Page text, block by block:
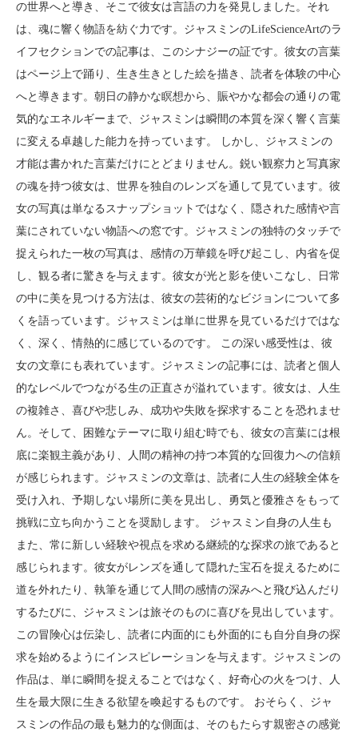
の世界へと導き、そこで彼女は言語の力を発見しました。それ
は、魂に響く物語を紡ぐ力です。ジャスミンのLifeScienceArtのラ
イフセクションでの記事は、このシナジーの証です。彼女の言葉
はページ上で踊り、生き生きとした絵を描き、読者を体験の中心
へと導きます。朝日の静かな瞑想から、賑やかな都会の通りの電
気的なエネルギーまで、ジャスミンは瞬間の本質を深く響く言葉
に変える卓越した能力を持っています。 しかし、ジャスミンの
才能は書かれた言葉だけにとどまりません。鋭い観察力と写真家
の魂を持つ彼女は、世界を独自のレンズを通して見ています。彼
女の写真は単なるスナップショットではなく、隠された感情や言
葉にされていない物語への窓です。ジャスミンの独特のタッチで
捉えられた一枚の写真は、感情の万華鏡を呼び起こし、内省を促
し、観る者に驚きを与えます。彼女が光と影を使いこなし、日常
の中に美を見つける方法は、彼女の芸術的なビジョンについて多
くを語っています。ジャスミンは単に世界を見ているだけではな
く、深く、情熱的に感じているのです。 この深い感受性は、彼
女の文章にも表れています。ジャスミンの記事には、読者と個人
的なレベルでつながる生の正直さが溢れています。彼女は、人生
の複雑さ、喜びや悲しみ、成功や失敗を探求することを恐れませ
ん。そして、困難なテーマに取り組む時でも、彼女の言葉には根
底に楽観主義があり、人間の精神の持つ本質的な回復力への信頼
が感じられます。ジャスミンの文章は、読者に人生の経験全体を
受け入れ、予期しない場所に美を見出し、勇気と優雅さをもって
挑戦に立ち向かうことを奨励します。 ジャスミン自身の人生も
また、常に新しい経験や視点を求める継続的な探求の旅であると
感じられます。彼女がレンズを通して隠れた宝石を捉えるために
道を外れたり、執筆を通じて人間の感情の深みへと飛び込んだり
するたびに、ジャスミンは旅そのものに喜びを見出しています。
この冒険心は伝染し、読者に内面的にも外面的にも自分自身の探
求を始めるようにインスピレーションを与えます。ジャスミンの
作品は、単に瞬間を捉えることではなく、好奇心の火をつけ、人
生を最大限に生きる欲望を喚起するものです。 おそらく、ジャ
スミンの作品の最も魅力的な側面は、そのもたらす親密さの感覚